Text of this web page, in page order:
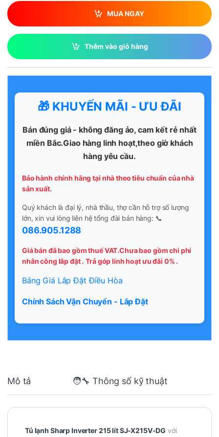
MUA NGAY
Thêm vào giỏ hàng
🎁 KHUYẾN MÃI - ƯU ĐÃI
Bán đúng giá - không đăng ảo, cam kết rẻ nhất
miền Bắc.Giao hàng linh hoạt,theo giờ khách
hàng yêu cầu.
Bảo hành chính hãng tại nhà theo tiêu chuẩn của nhà
sản xuất.
Quý khách là đại lý, nhà thầu, thợ cần hỗ trợ số lượng
lớn, xin vui lòng liên hệ tổng đài bán hàng: 📞
086.905.1288
Giá bán đã bao gồm thuế VAT.Chưa bao gồm chi phí
nhân công lắp đặt . Trả góp linh hoạt ưu đãi 0% .
Bảng Giá Lắp Đặt Điều Hòa
Chính Sách Vận Chuyển - Lắp Đặt
Mô tả 🧑‍🔧 Thông số kỹ thuật
Tủ lạnh Sharp Inverter 215 lít SJ-X215V-DG với